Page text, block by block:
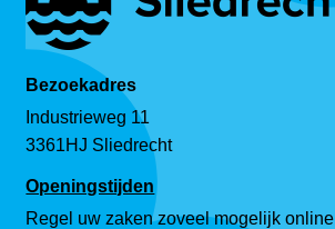
Bezoekadres
Industrieweg 11
3361HJ Sliedrecht
Openingstijden
Regel uw zaken zoveel mogelijk online